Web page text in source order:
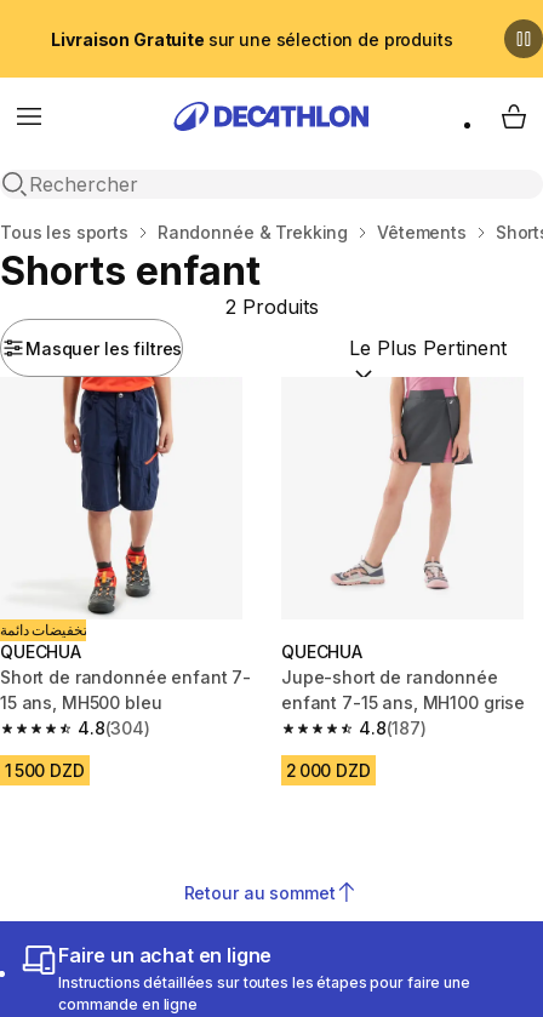
Livraison Gratuite sur une sélection de produits
Menu
Recherche ouverte
My
Accueil
Tous les sports Randonnée & Trekking Vêtements
Shorts enfant
Masquer les filtres
2 Produits
Trier par :(optional)
تخفيضات دائمة
QUECHUA
Short de randonnée enfant 7-
15 ans, MH500 bleu
4.8
4.8 out of 5 stars from 304 reviews
(304)
1 500 DZD
QUECHUA
Jupe-short de randonnée
enfant 7-15 ans, MH100 grise
4.8
4.8 out of 5 stars from 187
(187)
2 000 DZD
Retour au sommet
Faire un achat en ligne
Instructions détaillées sur toutes les étapes pour faire une
commande en ligne